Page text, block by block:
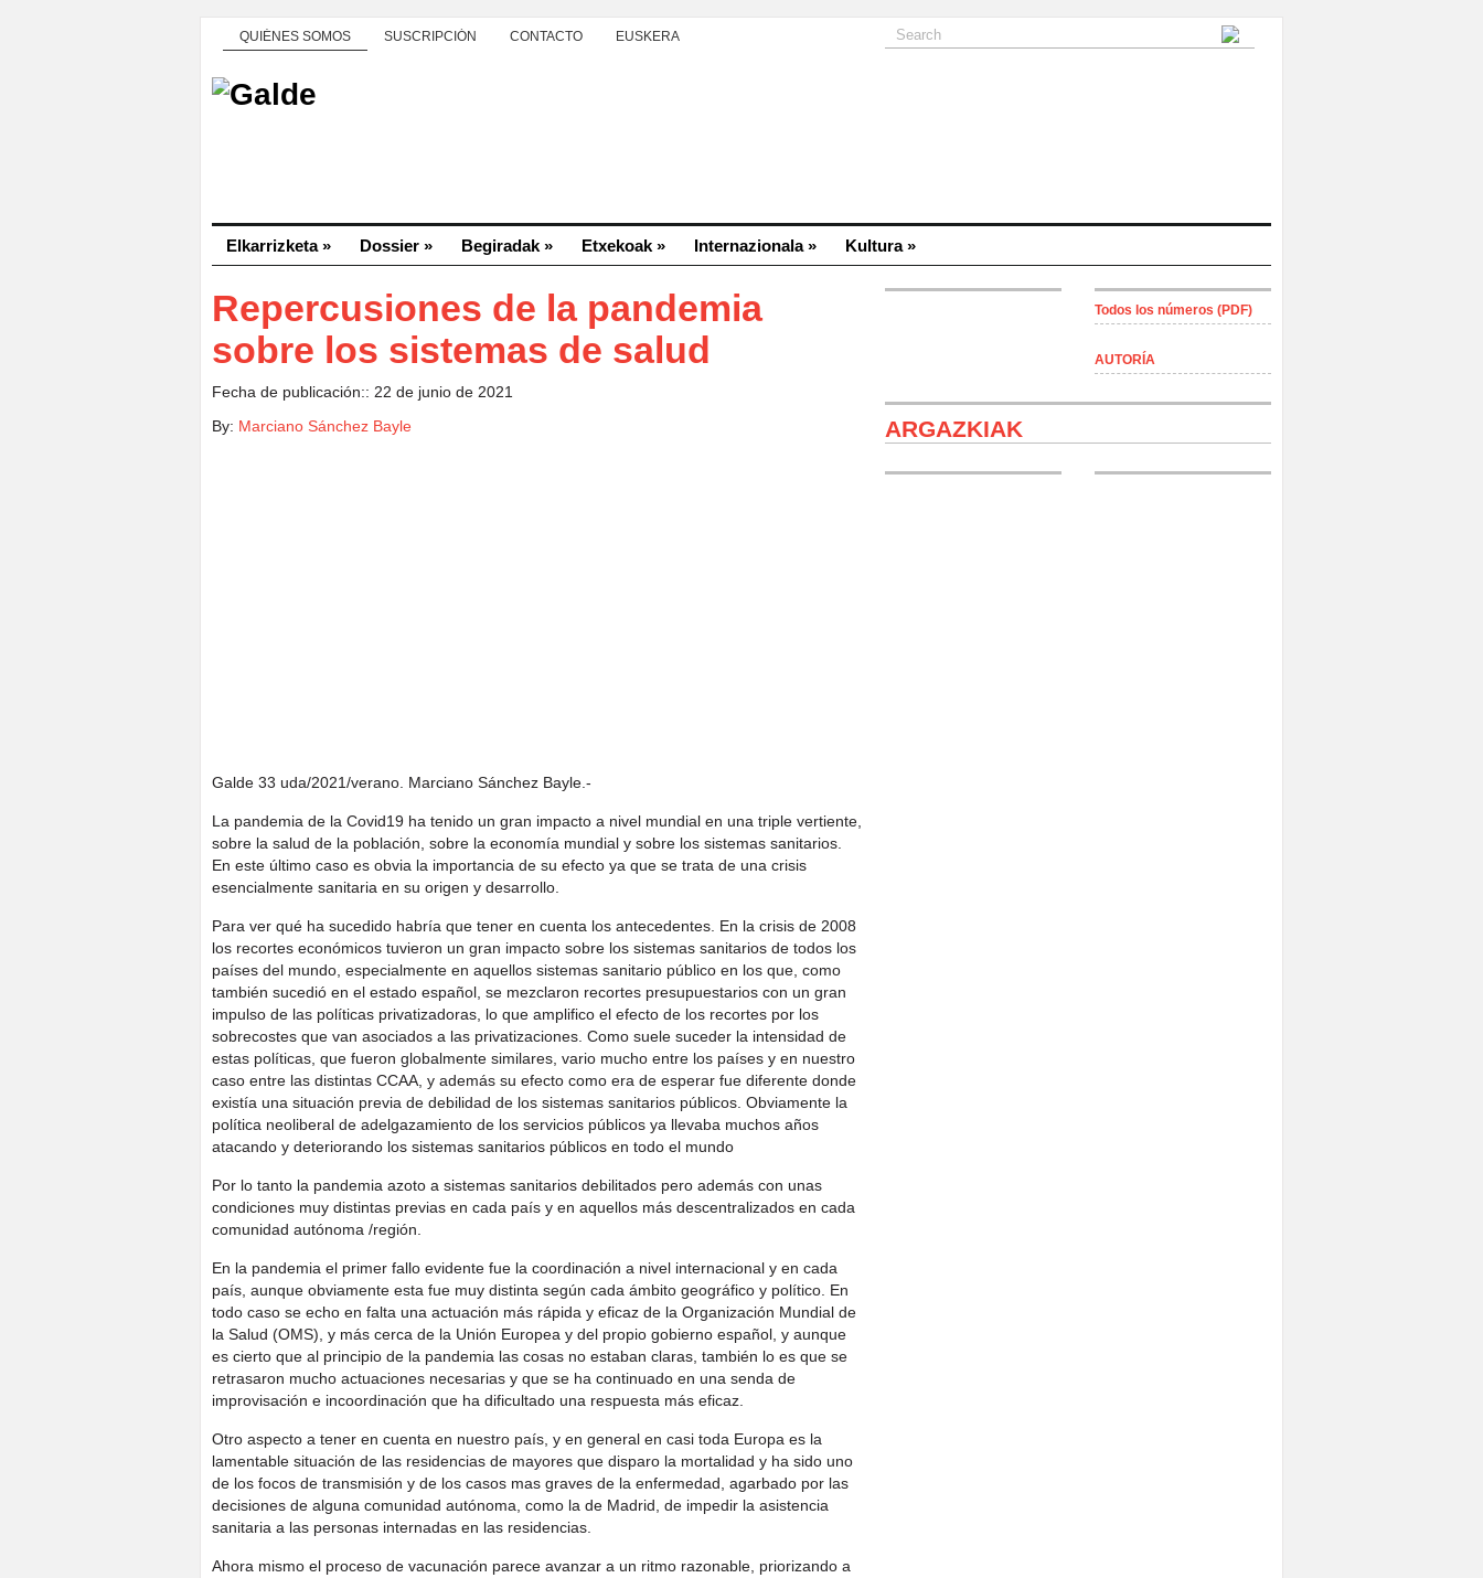
QUIÉNES SOMOS SUSCRIPCIÓN CONTACTO EUSKERA
Elkarrizketa» Dossier » Begiradak » Etxekoak » Internazionala» Kultura»
Repercusiones de la pandemia
sobre los sistemas de salud
Fecha de publicación:: 22 de junio de 2021
By: Marciano Sánchez Bayle
Galde 33 uda/2021/verano. Marciano Sánchez Bayle.-
La pandemia de la Covid19 ha tenido un gran impacto a nivel mundial en una triple vertiente,
sobre la salud de la población, sobre la economía mundial y sobre los sistemas sanitarios.
En este último caso es obvia la importancia de su efecto ya que se trata de una crisis
esencialmente sanitaria en su origen y desarrollo.
Para ver qué ha sucedido habría que tener en cuenta los antecedentes. En la crisis de 2008
los recortes económicos tuvieron un gran impacto sobre los sistemas sanitarios de todos los
países del mundo, especialmente en aquellos sistemas sanitario público en los que, como
también sucedió en el estado español, se mezclaron recortes presupuestarios con un gran
impulso de las políticas privatizadoras, lo que amplifico el efecto de los recortes por los
sobrecostes que van asociados a las privatizaciones. Como suele suceder la intensidad de
estas políticas, que fueron globalmente similares, vario mucho entre los países y en nuestro
caso entre las distintas CCAA, y además su efecto como era de esperar fue diferente donde
existía una situación previa de debilidad de los sistemas sanitarios públicos. Obviamente la
política neoliberal de adelgazamiento de los servicios públicos ya llevaba muchos años
atacando y deteriorando los sistemas sanitarios públicos en todo el mundo
Por lo tanto la pandemia azoto a sistemas sanitarios debilitados pero además con unas
condiciones muy distintas previas en cada país y en aquellos más descentralizados en cada
comunidad autónoma /región.
En la pandemia el primer fallo evidente fue la coordinación a nivel internacional y en cada
país, aunque obviamente esta fue muy distinta según cada ámbito geográfico y político. En
todo caso se echo en falta una actuación más rápida y eficaz de la Organización Mundial de
la Salud (OMS), y más cerca de la Unión Europea y del propio gobierno español, y aunque
es cierto que al principio de la pandemia las cosas no estaban claras, también lo es que se
retrasaron mucho actuaciones necesarias y que se ha continuado en una senda de
improvisación e incoordinación que ha dificultado una respuesta más eficaz.
Otro aspecto a tener en cuenta en nuestro país, y en general en casi toda Europa es la
lamentable situación de las residencias de mayores que disparo la mortalidad y ha sido uno
de los focos de transmisión y de los casos mas graves de la enfermedad, agarbado por las
decisiones de alguna comunidad autónoma, como la de Madrid, de impedir la asistencia
sanitaria a las personas internadas en las residencias.
Ahora mismo el proceso de vacunación parece avanzar a un ritmo razonable, priorizando a
Todos los números (PDF)
AUTORÍA
ARGAZKIAK
Refugiados sirios: Mujer cocinando